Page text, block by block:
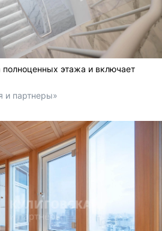
полноценных этажа и включает
и партнеры»